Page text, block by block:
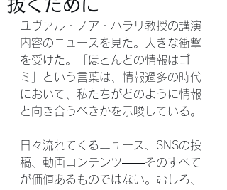
抜くために
ユヴァル・ノア・ハラリ教授の講演
内容のニュースを見た。大きな衝撃
を受けた。「ほとんどの情報はゴ
ミ」という言葉は、情報過多の時代
において、私たちがどのように情報
と向き合うべきかを示唆している。
日々流れてくるニュース、SNSの投
稿、動画コンテンツ——そのすべて
が価値あるものではない。むしろ、